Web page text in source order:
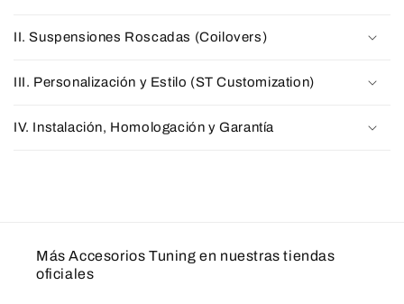
II. Suspensiones Roscadas (Coilovers)
III. Personalización y Estilo (ST Customization)
IV. Instalación, Homologación y Garantía
Más Accesorios Tuning en nuestras tiendas
oficiales